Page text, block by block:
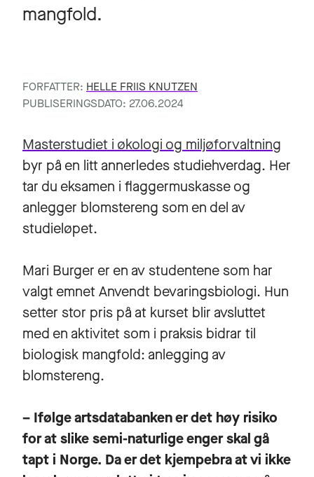
mangfold.
FORFATTER: HELLE FRIIS KNUTZEN
PUBLISERINGSDATO: 27.06.2024
Masterstudiet i økologi og miljøforvaltning
byr på en litt annerledes studiehverdag. Her
tar du eksamen i flaggermuskasse og
anlegger blomstereng som en del av
studieløpet.
Mari Burger er en av studentene som har
valgt emnet Anvendt bevaringsbiologi. Hun
setter stor pris på at kurset blir avsluttet
med en aktivitet som i praksis bidrar til
biologisk mangfold: anlegging av
blomstereng.
– Ifølge artsdatabanken er det høy risiko
for at slike semi-naturlige enger skal gå
tapt i Norge. Da er det kjempebra at vi ikke